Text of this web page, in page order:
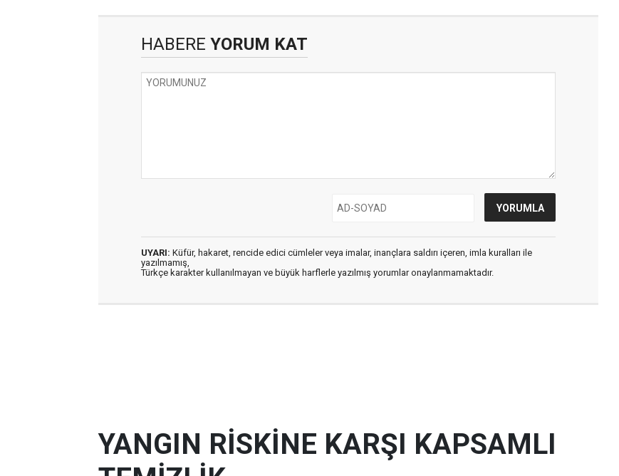
HABERE YORUM KAT
UYARI: Küfür, hakaret, rencide edici cümleler veya imalar, inançlara saldırı içeren, imla kuralları ile
yazılmamış,
Türkçe karakter kullanılmayan ve büyük harflerle yazılmış yorumlar onaylanmamaktadır.
YANGIN RİSKİNE KARŞI KAPSAMLI